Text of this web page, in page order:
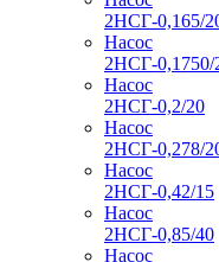
2НСГ-0,165/
Насос
2НСГ-0,1750/
Насос
2НСГ-0,2/20
Насос
2НСГ-0,278/
Насос
2НСГ-0,42/15
Насос
2НСГ-0,85/40
Насос